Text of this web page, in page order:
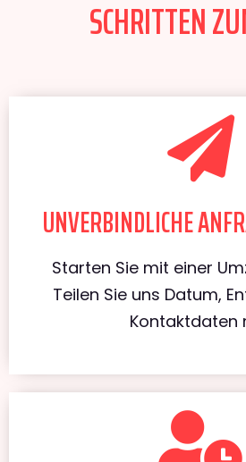
SCHRITTEN
UNVERBINDLICHE
Starten Sie mit einer
Teilen Sie uns Datum,
Kontaktdaten